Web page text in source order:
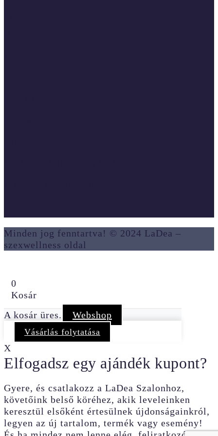
Minden jog fenntartva! © 2024 LaDea –
szexwellness oldal
0
Kosár
A kosár üres.
Webshop
Vásárlás folytatása
X
Elfogadsz egy ajándék kupont?
Gyere, és csatlakozz a LaDea Szalonhoz,
követőink belső köréhez, akik leveleinken
keresztül elsőként értesülnek újdonságainkról,
legyen az új tartalom, termék vagy esemény!